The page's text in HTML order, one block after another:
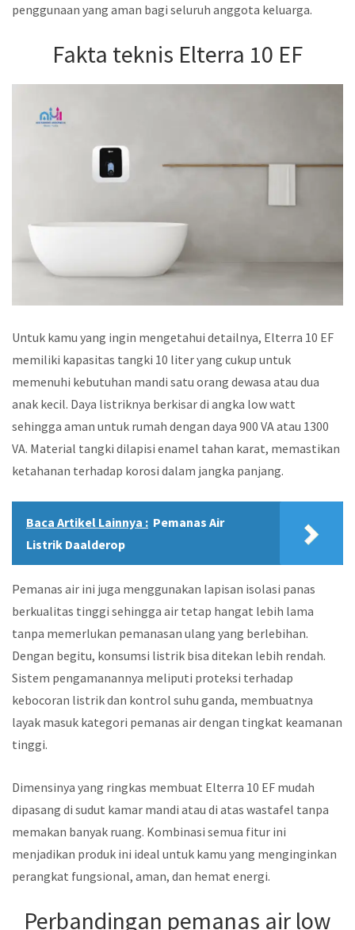
penggunaan yang aman bagi seluruh anggota keluarga.
Fakta teknis Elterra 10 EF
Untuk kamu yang ingin mengetahui detailnya, Elterra 10 EF
memiliki kapasitas tangki 10 liter yang cukup untuk
memenuhi kebutuhan mandi satu orang dewasa atau dua
anak kecil. Daya listriknya berkisar di angka low watt
sehingga aman untuk rumah dengan daya 900 VA atau 1300
VA. Material tangki dilapisi enamel tahan karat, memastikan
ketahanan terhadap korosi dalam jangka panjang.
Baca Artikel Lainnya : Pemanas Air
Listrik Daalderop
Pemanas air ini juga menggunakan lapisan isolasi panas
berkualitas tinggi sehingga air tetap hangat lebih lama
tanpa memerlukan pemanasan ulang yang berlebihan.
Dengan begitu, konsumsi listrik bisa ditekan lebih rendah.
Sistem pengamanannya meliputi proteksi terhadap
kebocoran listrik dan kontrol suhu ganda, membuatnya
layak masuk kategori pemanas air dengan tingkat keamanan
tinggi.
Dimensinya yang ringkas membuat Elterra 10 EF mudah
dipasang di sudut kamar mandi atau di atas wastafel tanpa
memakan banyak ruang. Kombinasi semua fitur ini
menjadikan produk ini ideal untuk kamu yang menginginkan
perangkat fungsional, aman, dan hemat energi.
Perbandingan pemanas air low